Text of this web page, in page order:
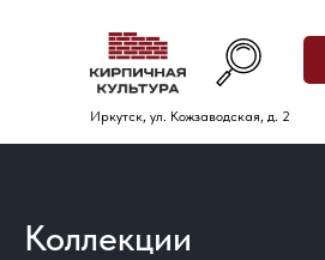
Иркутск, ул. Кожзаводская, д. 2
Коллекции